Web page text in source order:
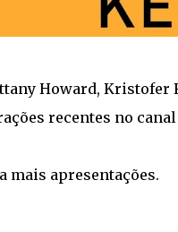
Howard, Kristofer
recentes no canal
mais apresentações.